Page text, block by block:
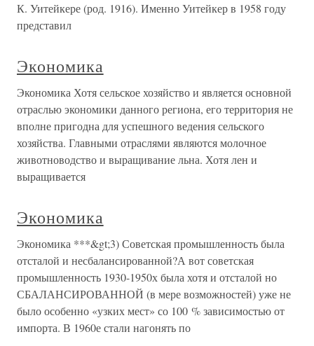
К. Уитейкере (род. 1916). Именно Уитейкер в 1958 году
представил
Экономика
Экономика Хотя сельское хозяйство и является основной
отраслью экономики данного региона, его территория не
вполне пригодна для успешного ведения сельского
хозяйства. Главными отраслями являются молочное
животноводство и выращивание льна. Хотя лен и
выращивается
Экономика
Экономика ***&gt;3) Советская промышленность была
отсталой и несбалансированной?А вот советская
промышленность 1930-1950х была хотя и отсталой но
СБАЛАНСИРОВАННОЙ (в мере возможностей) уже не
было особенно «узких мест» со 100 % зависимостью от
импорта. В 1960е стали нагонять по